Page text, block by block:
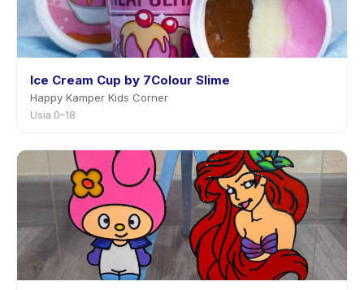
Ice Cream Cup by 7Colour Slime
Happy Kamper Kids Corner
Usia 0–18